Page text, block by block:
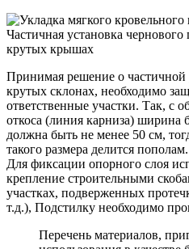
Частичная установка
крутых крышах
Принимая решение о частичной
крутых склонах, необходимо
ответственные участки. Так, с
откоса (линия карниза) ширина
должна быть не менее 50 см,
такого размера делится пополам.
Для фиксации опорного слоя
крепление строительными
участках, подверженных
т.д.), Подстилку необходимо
Перечень материалов,